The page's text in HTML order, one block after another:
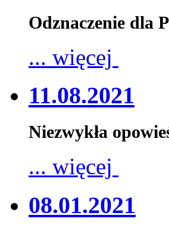
Odznaczenie dla
... więcej
11.08.2021
Niezwykła
... więcej
08.01.2021